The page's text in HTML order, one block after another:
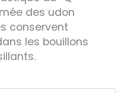
des udon
conservent
les bouillons